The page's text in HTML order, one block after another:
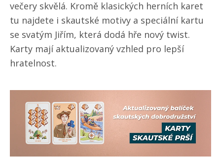
večery skvělá. Kromě klasických herních karet
tu najdete i skautské motivy a speciální kartu
se svatým Jiřím, která dodá hře nový twist.
Karty mají aktualizovaný vzhled pro lepší
hratelnost.